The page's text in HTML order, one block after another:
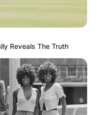
Reveals The Truth